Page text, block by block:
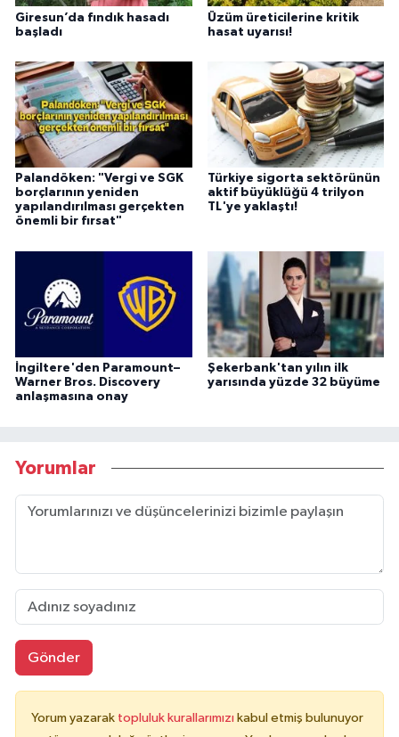
Giresun’da fındık hasadı
başladı
Üzüm üreticilerine kritik
hasat uyarısı!
Palandöken: "Vergi ve SGK
borçlarının yeniden
yapılandırılması gerçekten
önemli bir fırsat"
Türkiye sigorta sektörünün
aktif büyüklüğü 4 trilyon
TL'ye yaklaştı!
İngiltere'den Paramount–
Warner Bros. Discovery
anlaşmasına onay
Şekerbank'tan yılın ilk
yarısında yüzde 32 büyüme
Yorumlar
Gönder
Yorum yazarak topluluk kurallarımızı kabul etmiş bulunuyor